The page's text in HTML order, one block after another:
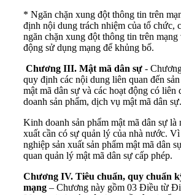
* Ngăn chặn xung đột thông tin trên
định nội dung trách nhiệm của tổ chức,
ngăn chặn xung đột thông tin trên mạng
động sử dụng mạng để khủng bố.
Chương III. Mật mã dân sự -
quy định các nội dung liên quan đến
mật mã dân sự và các hoạt động có liên
doanh sản phẩm, dịch vụ mật mã dân sự.
Kinh doanh sản phẩm mật mã dân sự là
xuất cần có sự quản lý của nhà nước.
nghiệp sản xuất sản phẩm mật mã dân
quan quản lý mật mã dân sự cấp phép.
Chương IV. Tiêu chuẩn, quy chuẩn
mạng – Chương này gồm 03 Điều từ